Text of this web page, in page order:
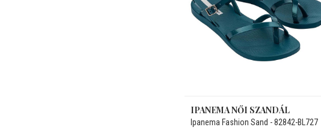
IPANEMA NŐI SZANDÁL
Ipanema Fashion Sand - 82842-BL727